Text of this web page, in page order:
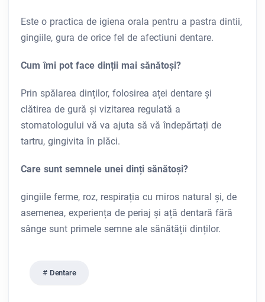
Este o practica de igiena orala pentru a pastra dintii,
gingiile, gura de orice fel de afectiuni dentare.
Cum îmi pot face dinții mai sănătoși?
Prin spălarea dinților, folosirea aței dentare și
clătirea de gură și vizitarea regulată a
stomatologului vă va ajuta să vă îndepărtați de
tartru, gingivita în plăci.
Care sunt semnele unei dinți sănătoși?
gingiile ferme, roz, respirația cu miros natural și, de
asemenea, experiența de periaj și ață dentară fără
sânge sunt primele semne ale sănătății dinților.
Dentare